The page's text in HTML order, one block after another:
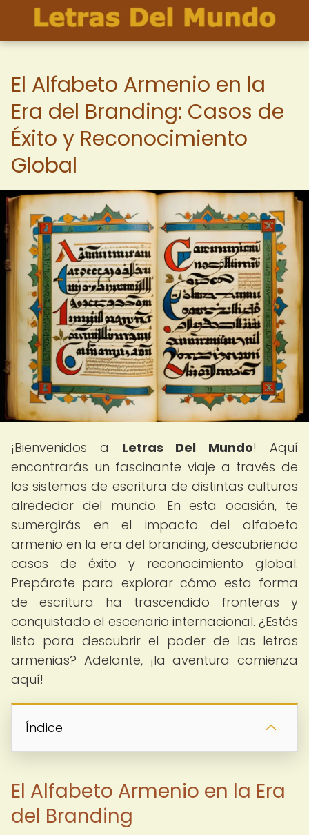
El Alfabeto Armenio en la
Era del Branding: Casos de
Éxito y Reconocimiento
Global
¡Bienvenidos a Letras Del Mundo! Aquí
encontrarás un fascinante viaje a través de
los sistemas de escritura de distintas culturas
alrededor del mundo. En esta ocasión, te
sumergirás en el impacto del alfabeto
armenio en la era del branding, descubriendo
casos de éxito y reconocimiento global.
Prepárate para explorar cómo esta forma
de escritura ha trascendido fronteras y
conquistado el escenario internacional. ¿Estás
listo para descubrir el poder de las letras
armenias? Adelante, ¡la aventura comienza
aquí!
Índice
El Alfabeto Armenio en la Era
del Branding